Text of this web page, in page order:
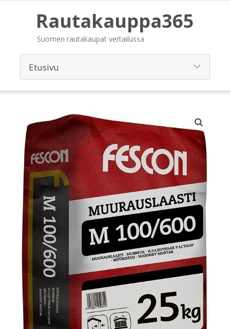
Rautakauppa365
Suomen rautakaupat vertailussa